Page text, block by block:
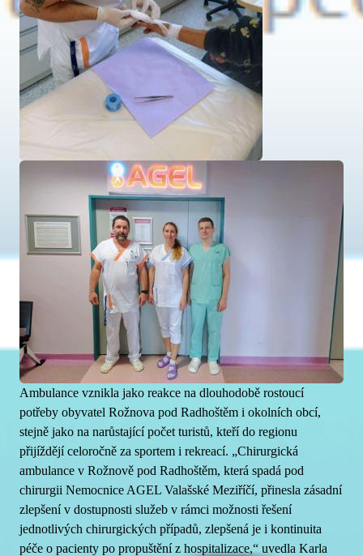
Ambulance vznikla jako reakce na dlouhodobě rostoucí
potřeby obyvatel Rožnova pod Radhoštěm i okolních obcí,
stejně jako na narůstající počet turistů, kteří do regionu
přijíždějí celoročně za sportem i rekreací. „Chirurgická
ambulance v Rožnově pod Radhoštěm, která spadá pod
chirurgii Nemocnice AGEL Valašské Meziříčí, přinesla zásadní
zlepšení v dostupnosti služeb v rámci možnosti řešení
jednotlivých chirurgických případů, zlepšená je i kontinuita
péče o pacienty po propuštění z hospitalizace,“ uvedla Karla